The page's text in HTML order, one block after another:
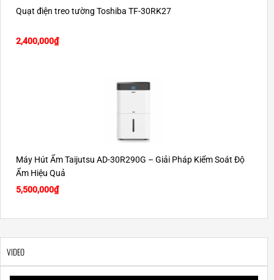
Quạt điện treo tường Toshiba TF-30RK27
2,400,000₫
Máy Hút Ẩm Taijutsu AD-30R290G – Giải Pháp Kiểm Soát Độ
Ẩm Hiệu Quả
5,500,000₫
VIDEO